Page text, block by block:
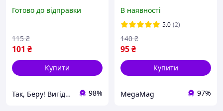
Готово до відправки
101 ₴
115 ₴
Купити
Так, Беру! Вигідні онлайн-покупки 98%
В наявності
5.0 (2)
95₴
140 ₴
Купити
MegaMag 97%